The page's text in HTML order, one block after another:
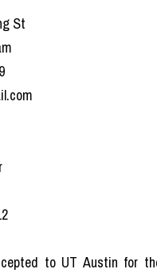
St
to UT Austin for